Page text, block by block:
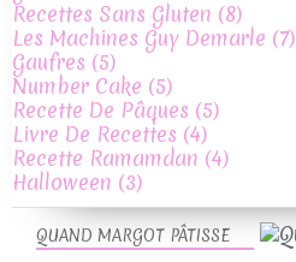
QUAND MARGOT PÂTISSE
Recettes Sans Gluten (8)
Les Machines Guy Demarle (7)
Gaufres (5)
Number Cake (5)
Recette De Pâques (5)
Livre De Recettes (4)
Recette Ramamdan (4)
Halloween (3)